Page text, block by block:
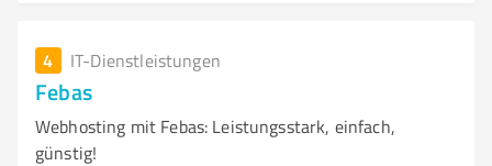
4 IT-Dienstleistungen
Febas
Webhosting mit Febas: Leistungsstark, einfach,
günstig!